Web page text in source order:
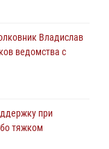
Владислав
ведомства с
при
тяжком